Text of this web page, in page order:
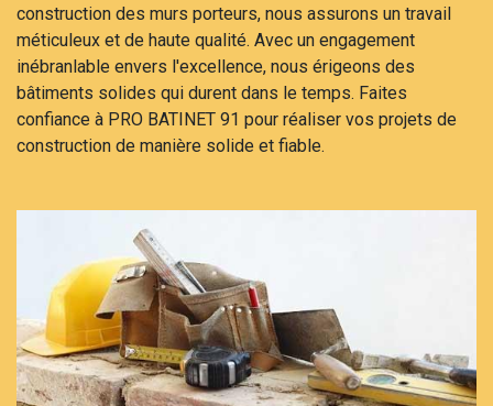
construction des murs porteurs, nous assurons un travail
méticuleux et de haute qualité. Avec un engagement
inébranlable envers l'excellence, nous érigeons des
bâtiments solides qui durent dans le temps. Faites
confiance à PRO BATINET 91 pour réaliser vos projets de
construction de manière solide et fiable.